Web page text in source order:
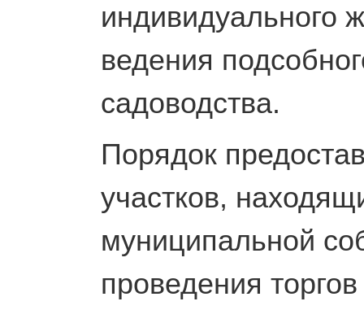
индивидуального
ведения
садоводства.
Порядок
участков,
муниципальной
проведения